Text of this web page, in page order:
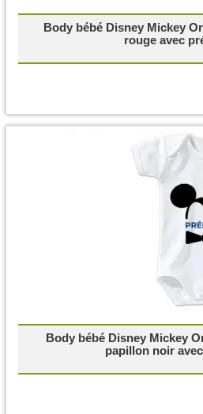
Body bébé Disney Mickey
rouge avec
Body bébé Disney Mickey
papillon noir